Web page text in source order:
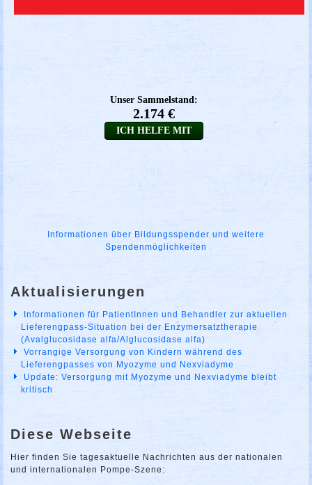
Informationen über Bildungsspender und weitere
Spendenmöglichkeiten
Aktualisierungen
Informationen für PatientInnen und Behandler zur aktuellen
Lieferengpass-Situation bei der Enzymersatztherapie
(Avalglucosidase alfa/Alglucosidase alfa)
Vorrangige Versorgung von Kindern während des
Lieferengpasses von Myozyme und Nexviadyme
Update: Versorgung mit Myozyme und Nexviadyme bleibt
kritisch
Diese Webseite
Hier finden Sie tagesaktuelle Nachrichten aus der nationalen
und internationalen Pompe-Szene: